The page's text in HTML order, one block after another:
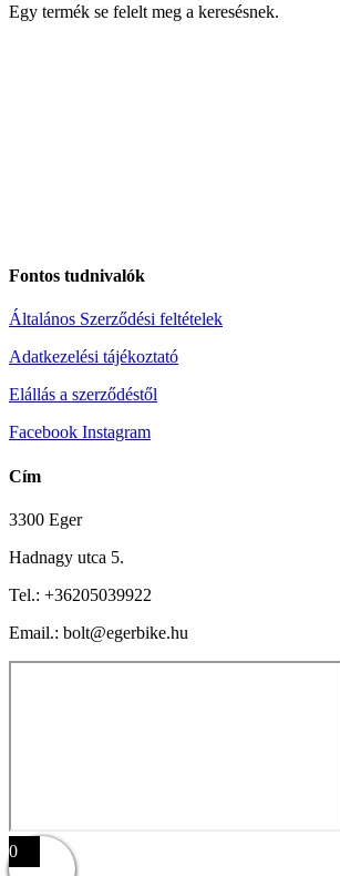
Egy termék se felelt meg a keresésnek.
Fontos tudnivalók
Általános Szerződési feltételek
Adatkezelési tájékoztató
Elállás a szerződéstől
Facebook Instagram
Cím
3300 Eger
Hadnagy utca 5.
Tel.: +36205039922
Email.: bolt@egerbike.hu
0